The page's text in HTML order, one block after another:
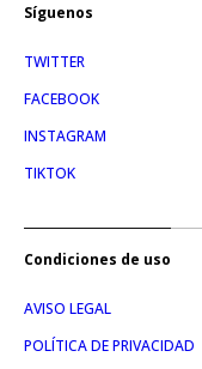
Síguenos
TWITTER
FACEBOOK
INSTAGRAM
TIKTOK
Condiciones de uso
AVISO LEGAL
POLÍTICA DE PRIVACIDAD